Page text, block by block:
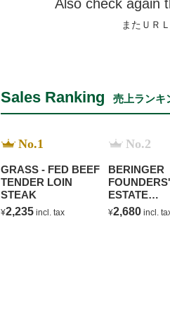
Also check again
またＵＲ
Sales Ranking 売上ランキ
No.1
GRASS - FED BEEF
TENDER LOIN
STEAK
¥2,235 incl. tax
No.2
BERINGER
FOUNDERS'
ESTATE
¥2,680 incl.